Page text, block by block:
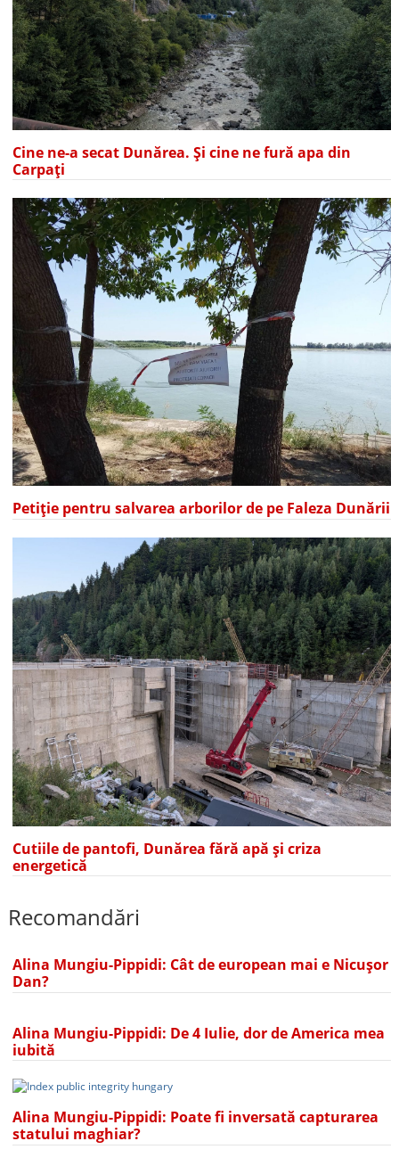
Cine ne-a secat Dunărea. Și cine ne fură apa din
Carpați
Petiție pentru salvarea arborilor de pe Faleza Dunării
Cutiile de pantofi, Dunărea fără apă și criza
energetică
Recomandări
Alina Mungiu-Pippidi: Cât de european mai e Nicușor
Dan?
Alina Mungiu-Pippidi: De 4 Iulie, dor de America mea
iubită
Alina Mungiu-Pippidi: Poate fi inversată capturarea
statului maghiar?